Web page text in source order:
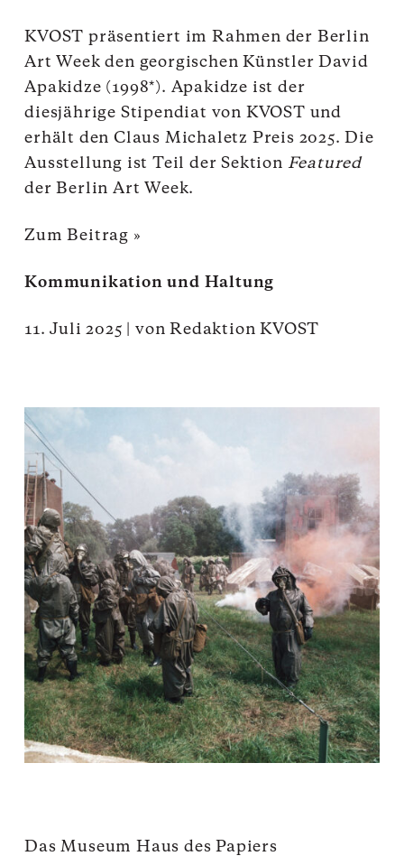
KVOST präsentiert im Rahmen der Berlin
Art Week den georgischen Künstler David
Apakidze (1998*). Apakidze ist der
diesjährige Stipendiat von KVOST und
erhält den Claus Michaletz Preis 2025. Die
Ausstellung ist Teil der Sektion Featured
der Berlin Art Week.
Zum Beitrag »
Kommunikation und Haltung
11. Juli 2025 |vonRedaktion KVOST
Das Museum Haus des Papiers